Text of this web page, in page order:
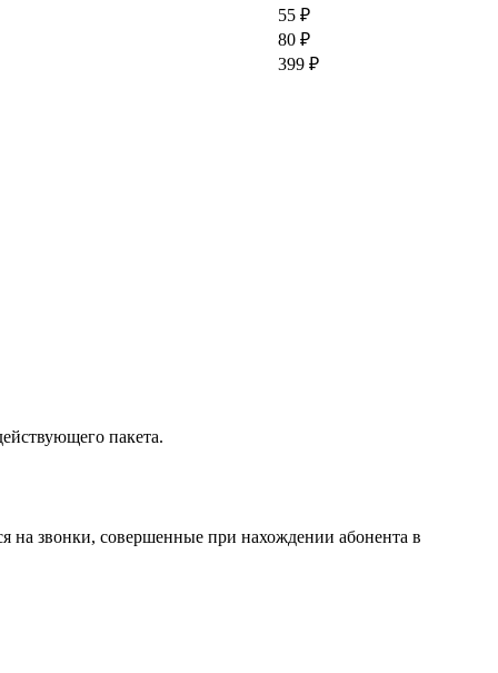
55 ₽
80 ₽
399 ₽
пакета.
на звонки, совершенные при нахождении абонента в